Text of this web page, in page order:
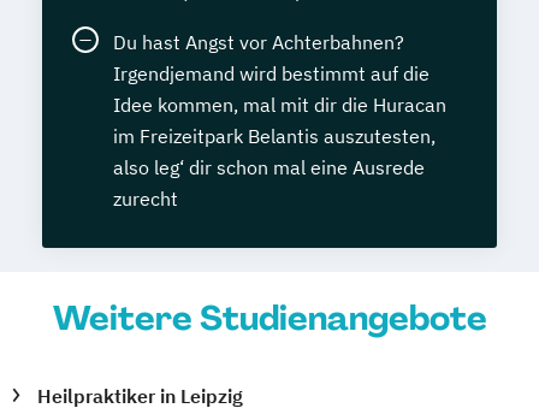
Du hast Angst vor Achterbahnen?
Irgendjemand wird bestimmt auf die
Idee kommen, mal mit dir die Huracan
im Freizeitpark Belantis auszutesten,
also leg‘ dir schon mal eine Ausrede
zurecht
Weitere Studienangebote
Heilpraktiker in Leipzig